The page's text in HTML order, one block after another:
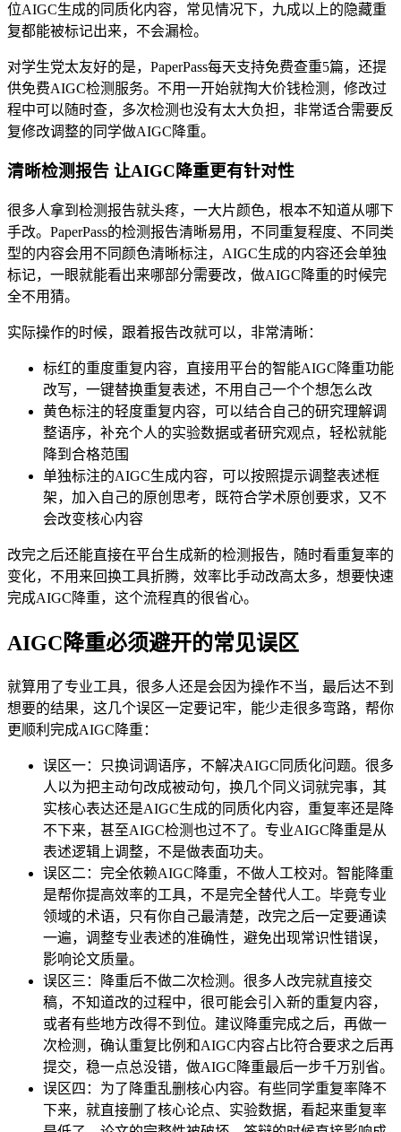
位AIGC生成的同质化内容，常见情况下，九成以上的隐藏重
复都能被标记出来，不会漏检。
对学生党太友好的是，PaperPass每天支持免费查重5篇，还提
供免费AIGC检测服务。不用一开始就掏大价钱检测，修改过
程中可以随时查，多次检测也没有太大负担，非常适合需要反
复修改调整的同学做AIGC降重。
清晰检测报告 让AIGC降重更有针对性
很多人拿到检测报告就头疼，一大片颜色，根本不知道从哪下
手改。PaperPass的检测报告清晰易用，不同重复程度、不同类
型的内容会用不同颜色清晰标注，AIGC生成的内容还会单独
标记，一眼就能看出来哪部分需要改，做AIGC降重的时候完
全不用猜。
实际操作的时候，跟着报告改就可以，非常清晰：
标红的重度重复内容，直接用平台的智能AIGC降重功能
改写，一键替换重复表述，不用自己一个个想怎么改
黄色标注的轻度重复内容，可以结合自己的研究理解调
整语序，补充个人的实验数据或者研究观点，轻松就能
降到合格范围
单独标注的AIGC生成内容，可以按照提示调整表述框
架，加入自己的原创思考，既符合学术原创要求，又不
会改变核心内容
改完之后还能直接在平台生成新的检测报告，随时看重复率的
变化，不用来回换工具折腾，效率比手动改高太多，想要快速
完成AIGC降重，这个流程真的很省心。
AIGC降重必须避开的常见误区
就算用了专业工具，很多人还是会因为操作不当，最后达不到
想要的结果，这几个误区一定要记牢，能少走很多弯路，帮你
更顺利完成AIGC降重：
误区一：只换词调语序，不解决AIGC同质化问题。很多
人以为把主动句改成被动句，换几个同义词就完事，其
实核心表达还是AIGC生成的同质化内容，重复率还是降
不下来，甚至AIGC检测也过不了。专业AIGC降重是从
表述逻辑上调整，不是做表面功夫。
误区二：完全依赖AIGC降重，不做人工校对。智能降重
是帮你提高效率的工具，不是完全替代人工。毕竟专业
领域的术语，只有你自己最清楚，改完之后一定要通读
一遍，调整专业表述的准确性，避免出现常识性错误，
影响论文质量。
误区三：降重后不做二次检测。很多人改完就直接交
稿，不知道改的过程中，很可能会引入新的重复内容，
或者有些地方改得不到位。建议降重完成之后，再做一
次检测，确认重复比例和AIGC内容占比符合要求之后再
提交，稳一点总没错，做AIGC降重最后一步千万别省。
误区四：为了降重乱删核心内容。有些同学重复率降不
下来，就直接删了核心论点、实验数据，看起来重复率